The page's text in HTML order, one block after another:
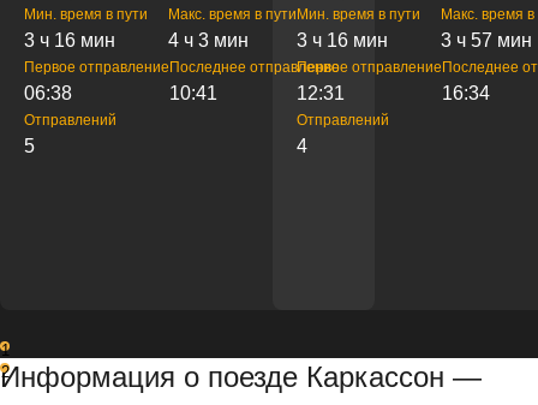
Мин. время в пути
3 ч 16 мин
Макс. время в пути
4 ч 3 мин
Первое отправление
06:38
Последнее отправление
10:41
Отправлений
5
Мин. время в пути
3 ч 16 мин
Макс. время в
3 ч 57 мин
Первое отправление
12:31
Последнее
16:34
Отправлений
4
1
2
Информация о поезде Каркассон —